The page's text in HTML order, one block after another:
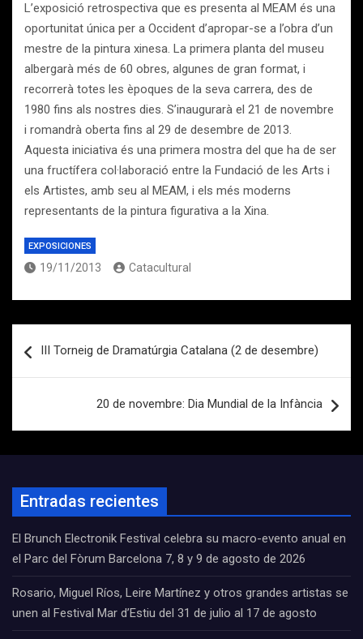
L’exposició retrospectiva que es presenta al MEAM és una
oportunitat única per a Occident d’apropar-se a l’obra d’un
mestre de la pintura xinesa. La primera planta del museu
albergarà més de 60 obres, algunes de gran format, i
recorrerà totes les èpoques de la seva carrera, des de
1980 fins als nostres dies. S’inaugurarà el 21 de novembre
i romandrà oberta fins al 29 de desembre de 2013.
Aquesta iniciativa és una primera mostra del que ha de ser
una fructífera col·laboració entre la Fundació de les Arts i
els Artistes, amb seu al MEAM, i els més moderns
representants de la pintura figurativa a la Xina.
EXPOSICIONES
19/11/2013 Catacultural
de
III Torneig de Dramatúrgia Catalana (2 de desembre)
20 de novembre: Dia Mundial de la Infància
Entradas recientes
El Brunch Electronik Festival celebra su macro-evento anual en
el Parc del Fòrum Barcelona 7, 8 y 9 de agosto de 2026
Rosario, Miguel Ríos, Leire Martínez y otros grandes artistas se
unen al Festival Mar d’Estiu del 31 de julio al 17 de agosto